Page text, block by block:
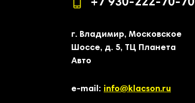
+7 930-222-70-70
г. Владимир, Московское
Шоссе, д. 5, ТЦ Планета
Авто
e-mail: info@klacson.ru